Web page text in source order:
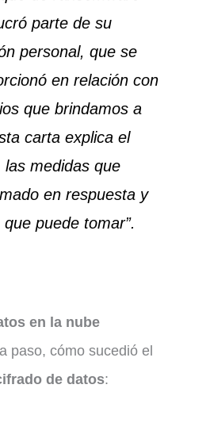
parte de su
personal, que se
en relación con
que brindamos a
carta explica el
las medidas que
en respuesta y
puede tomar”.
en la nube
paso, cómo sucedió el
de datos: